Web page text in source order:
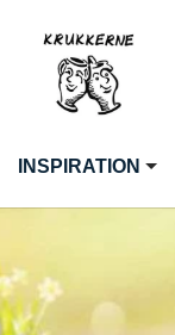
INSPIRATION